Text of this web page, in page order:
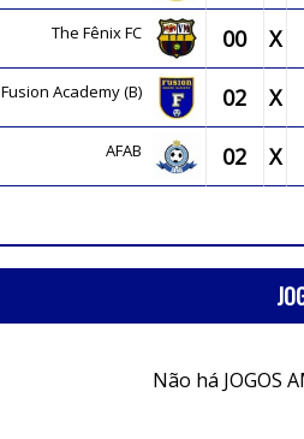
The Fênix FC 00 X
Fusion Academy (B) 02 X
AFAB 02 X
Não há JOGOS